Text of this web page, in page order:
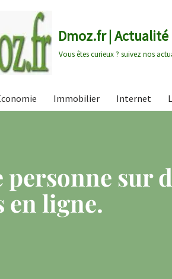
Dmoz.fr |
Vous êtes curieux ? suivez nos
Immobilier Internet
personne sur
en ligne.